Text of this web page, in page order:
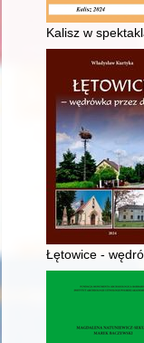
Kalisz w
Łętowice -